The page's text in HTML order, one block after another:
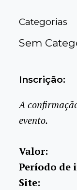
Categorias
Sem
Inscrição:
A
evento.
Valor:
Período de
Site: